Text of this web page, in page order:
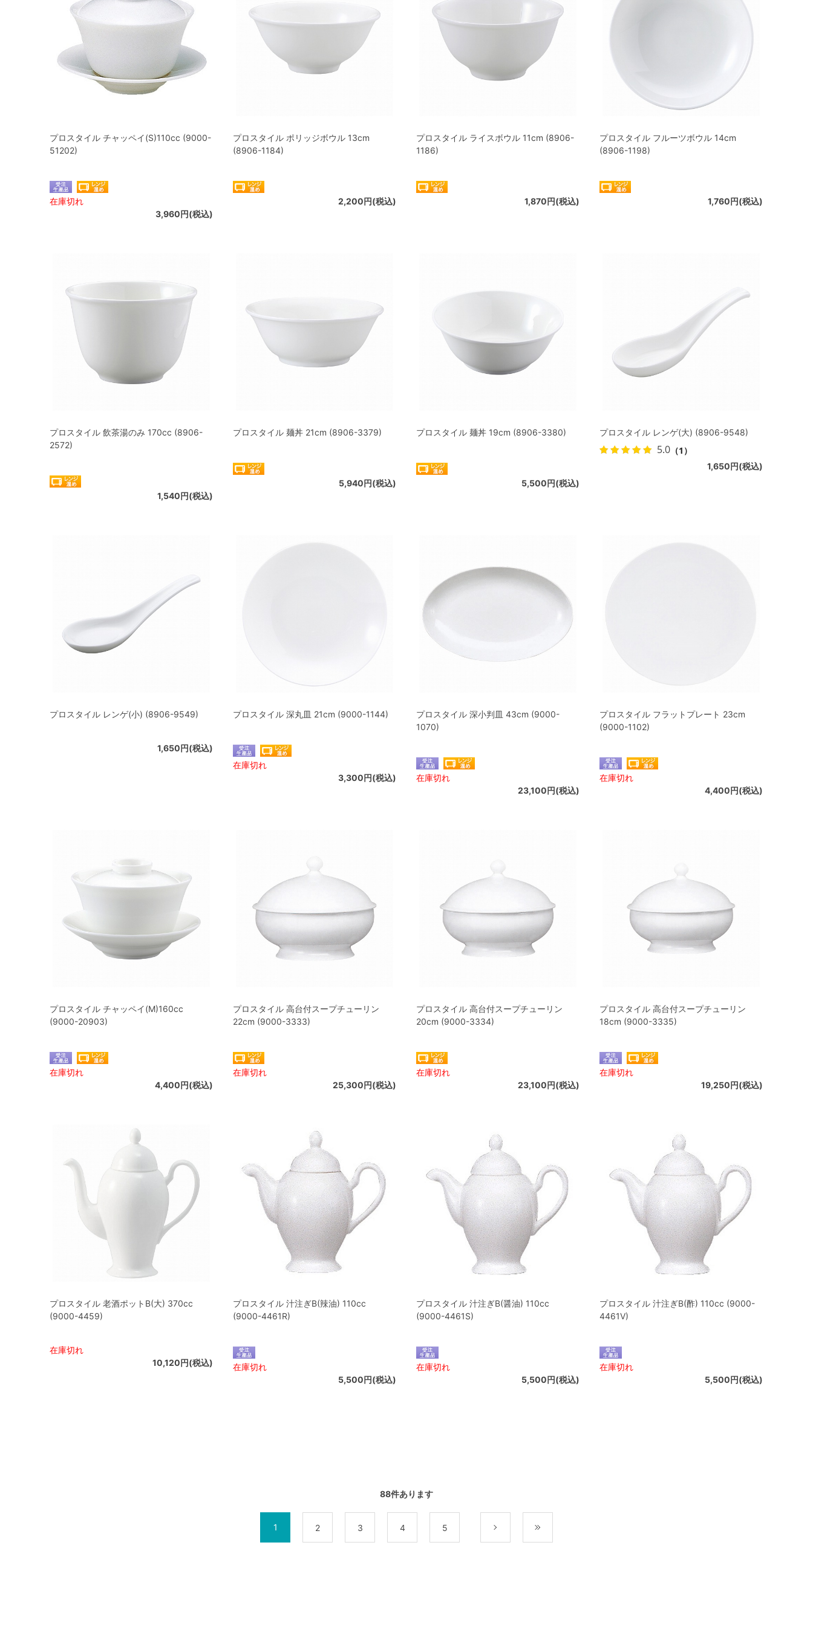
プロスタイル チャッペイ(S)110cc (9000-
51202)
在庫切れ
3,960円(税込)
プロスタイル ポリッジボウル 13cm
(8906-1184)
2,200円(税込)
プロスタイル ライスボウル 11cm (8906-
1186)
1,870円(税込)
プロスタイル フルーツボウル 14cm
(8906-1198)
1,760円(税込)
プロスタイル 飲茶湯のみ 170cc (8906-
2572)
1,540円(税込)
プロスタイル 麺丼 21cm (8906-3379)
5,940円(税込)
プロスタイル 麺丼 19cm (8906-3380)
5,500円(税込)
プロスタイル レンゲ(大) (8906-9548)
5.0 （1）
1,650円(税込)
プロスタイル レンゲ(小) (8906-9549)
1,650円(税込)
プロスタイル 深丸皿 21cm (9000-1144)
在庫切れ
3,300円(税込)
プロスタイル 深小判皿 43cm (9000-
1070)
在庫切れ
23,100円(税込)
プロスタイル フラットプレート 23cm
(9000-1102)
在庫切れ
4,400円(税込)
プロスタイル チャッペイ(M)160cc
(9000-20903)
在庫切れ
4,400円(税込)
プロスタイル 高台付スープチューリン
22cm (9000-3333)
在庫切れ
25,300円(税込)
プロスタイル 高台付スープチューリン
20cm (9000-3334)
在庫切れ
23,100円(税込)
プロスタイル 高台付スープチューリン
18cm (9000-3335)
在庫切れ
19,250円(税込)
プロスタイル 老酒ポットB(大) 370cc
(9000-4459)
在庫切れ
10,120円(税込)
プロスタイル 汁注ぎB(辣油) 110cc
(9000-4461R)
在庫切れ
5,500円(税込)
プロスタイル 汁注ぎB(醤油) 110cc
(9000-4461S)
在庫切れ
5,500円(税込)
プロスタイル 汁注ぎB(酢) 110cc (9000-
4461V)
在庫切れ
5,500円(税込)
88件あります
1 2 3 4 5